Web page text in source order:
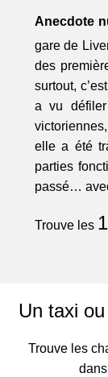
Anecdote
gare de
des
surtout,
a vu
elle a été
parties
passé…
Trouve les
Un taxi
Trouve les